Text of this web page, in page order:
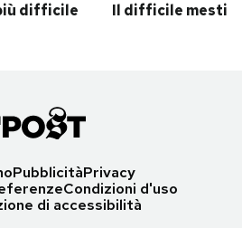
difficile
Il difficile
PubblicitàPrivacy
Condizioni d'uso
di accessibilità